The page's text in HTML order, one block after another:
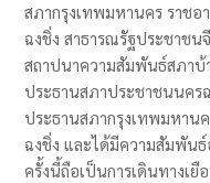
สภากรุงเทพมหานคร ราช
ฉงชิ่ง สาธารณรัฐประชาชน
สถาปนาความสัมพันธ์สภาบ้
ประธานสภาประชาชนนคร
ประธานสภากรุงเทพมหา
ฉงชิ่ง และได้มีความสัมพัน
ครั้งนี้ถือเป็นการเดินทางเ